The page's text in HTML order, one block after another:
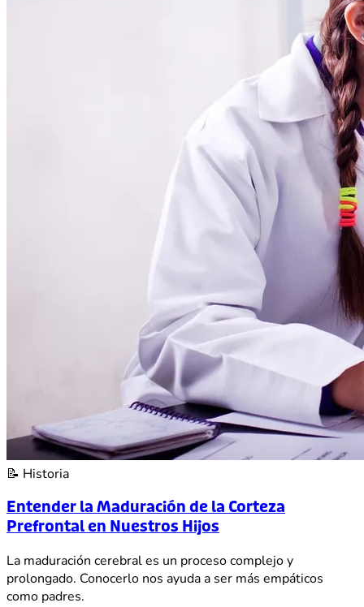
📝 Historia
Entender la Maduración de la Corteza
Prefrontal en Nuestros Hijos
La maduración cerebral es un proceso complejo y
prolongado. Conocerlo nos ayuda a ser más empáticos
como padres.